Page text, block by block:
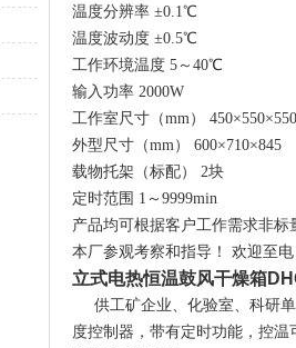
温度分辨率 ±0.1℃
温度波动度 ±0.5℃
工作环境温度 5～40℃
输入功率 2000W
工作室尺寸（mm）
450×550×550
外型尺寸（mm）
600×710×845
载物托架（标配）
2块
定时范围 1～9999min
产品均可根据客户工作需求非
本厂参观考察和指导！ 欢迎至
立式电热恒温鼓风干燥箱
供工矿企业、化验室、科研单
度控制器，带有定时功能，控温